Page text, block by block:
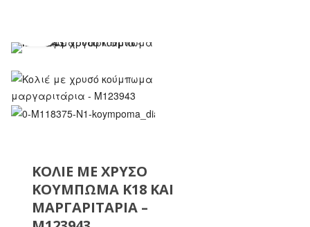
ΚΟΛΙΈ ΜΕ ΧΡΥΣΌ
ΚΟΎΜΠΩΜΑ Κ18 ΚΑΙ
ΜΑΡΓΑΡΙΤΆΡΙΑ –